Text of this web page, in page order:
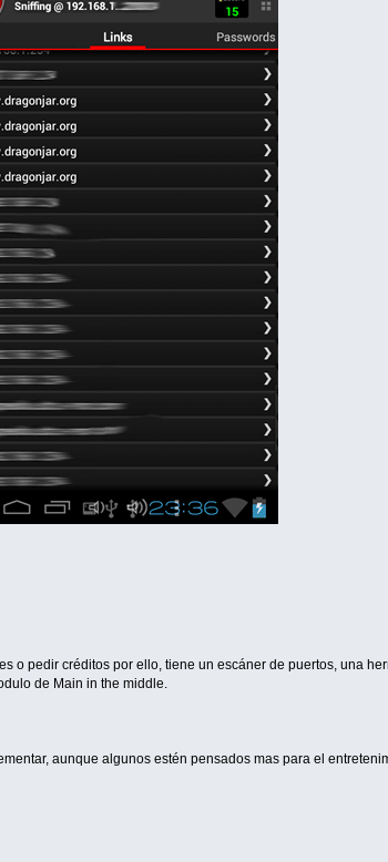
o pedir créditos por ello, tiene un escáner de puertos, una
de Main in the middle.
aunque algunos estén pensados mas para el